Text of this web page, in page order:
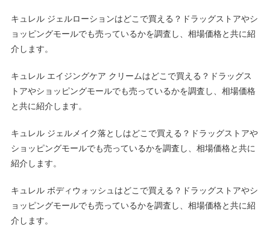
キュレル ジェルローションはどこで買える？ドラッグストアやシ
ョッピングモールでも売っているかを調査し、相場価格と共に紹
介します。
キュレル エイジングケア クリームはどこで買える？ドラッグス
トアやショッピングモールでも売っているかを調査し、相場価格
と共に紹介します。
キュレル ジェルメイク落としはどこで買える？ドラッグストアや
ショッピングモールでも売っているかを調査し、相場価格と共に
紹介します。
キュレル ボディウォッシュはどこで買える？ドラッグストアやシ
ョッピングモールでも売っているかを調査し、相場価格と共に紹
介します。